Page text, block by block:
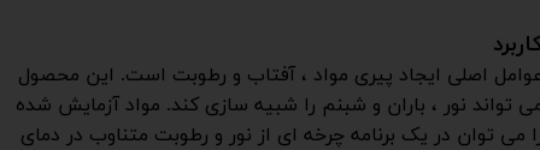
اصلی ایجاد پیری مواد ، آفتاب و رطوبت است. این محصول
تواند نور ، باران و شبنم را شبیه سازی کند. مواد آزمایش شده
می توان در یک برنامه چرخه ای از نور و رطوبت متناوب در دمای